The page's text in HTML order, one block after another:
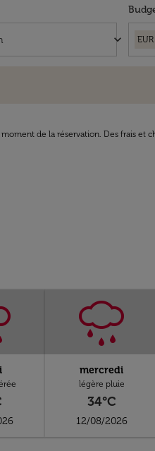
keyboard_arrow_down EUR
de la réservation. Des frais et
mercredi
légère pluie
34°C
12/08/2026